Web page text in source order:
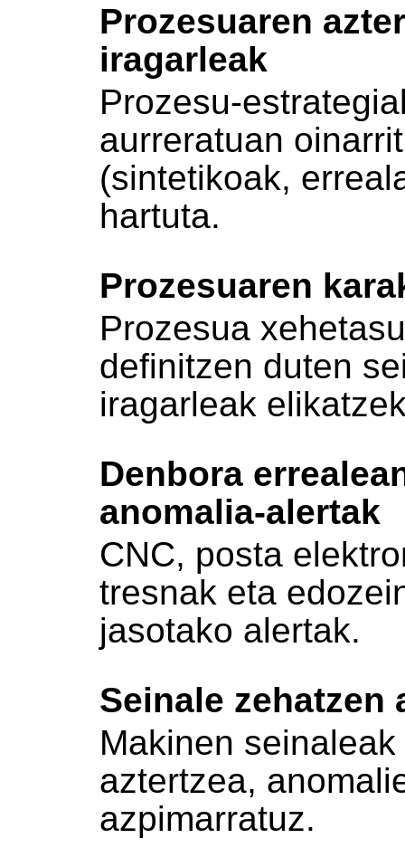
Prozesuaren
iragarleak
Prozesu-
aurreratuan
(sintetikoak,
hartuta.
Prozesuaren
Prozesua
definitzen duten
iragarleak
Denbora
anomalia-alertak
CNC, posta
tresnak eta
jasotako alertak.
Seinale zehatzen
Makinen
aztertzea,
azpimarratuz.